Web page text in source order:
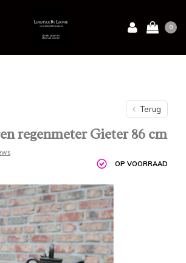
0
Terug
regenmeter Gieter 86 cm
OP VOORRAAD